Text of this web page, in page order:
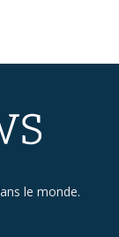
le monde.